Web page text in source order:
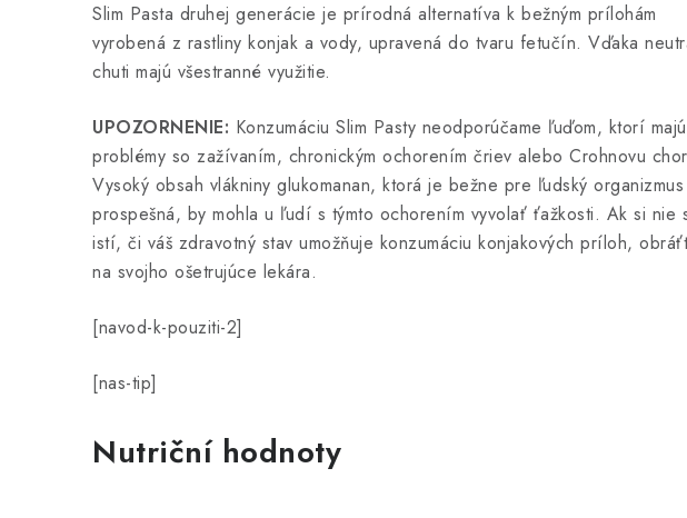
Slim Pasta druhej generácie je prírodná alternatíva k bežným prílohám
vyrobená z rastliny konjak a vody, upravená do tvaru fetučín. Vďaka
chuti majú všestranné využitie.
UPOZORNENIE: Konzumáciu Slim Pasty neodporúčame ľuďom, ktorí majú
problémy so zažívaním, chronickým ochorením čriev alebo Crohnovu
Vysoký obsah vlákniny glukomanan, ktorá je bežne pre ľudský
prospešná, by mohla u ľudí s týmto ochorením vyvolať ťažkosti. Ak si nie
istí, či váš zdravotný stav umožňuje konzumáciu konjakových príloh,
na svojho ošetrujúce lekára.
[navod-k-pouziti-2]
[nas-tip]
Nutriční hodnoty